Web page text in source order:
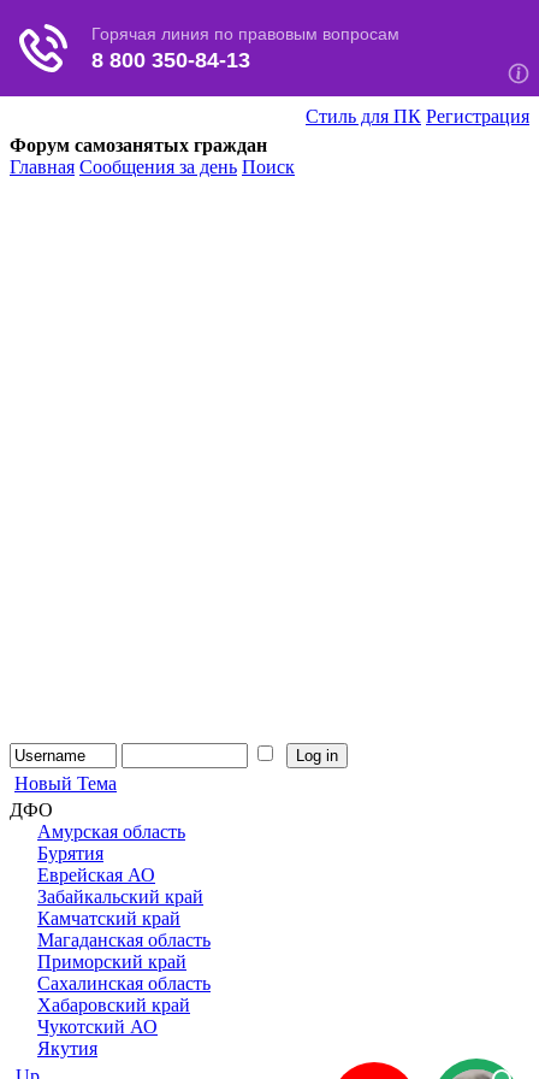
Стиль для ПК Регистрация
Форум самозанятых граждан
Главная Сообщения за день Поиск
Новый Тема
ДФО
Амурская область
Бурятия
Еврейская АО
Забайкальский край
Камчатский край
Магаданская область
Приморский край
Сахалинская область
Хабаровский край
Чукотский АО
Якутия